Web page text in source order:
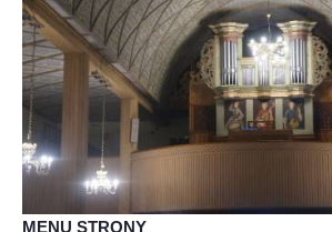
MENU STRONY